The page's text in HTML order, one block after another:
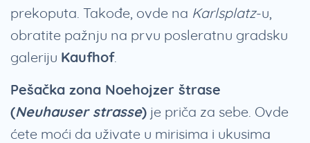
prekoputa. Takođe, ovde na Karlsplatz-u,
obratite pažnju na prvu posleratnu gradsku
galeriju Kaufhof.
Pešačka zona Noehojzer štrase
(Neuhauser strasse) je priča za sebe. Ovde
ćete moći da uživate u mirisima i ukusima